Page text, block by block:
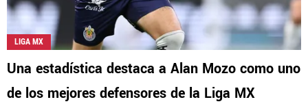
LIGA MX
Una estadística destaca a Alan Mozo como uno
de los mejores defensores de la Liga MX